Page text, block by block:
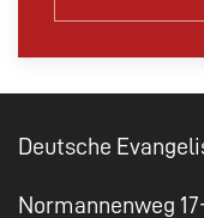
Deutsche
Normannenweg